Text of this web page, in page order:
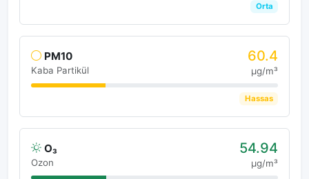
Orta
PM10
Kaba Partikül
60.4
μg/m³
Hassas
O₃
Ozon
54.94
μg/m³